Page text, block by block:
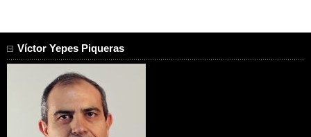
Víctor Yepes Piqueras